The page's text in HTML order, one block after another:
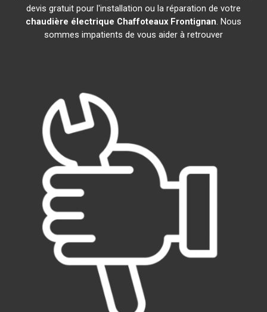
devis gratuit pour l'installation ou la réparation de votre
chaudière électrique Chaffoteaux Frontignan. Nous
sommes impatients de vous aider à retrouver